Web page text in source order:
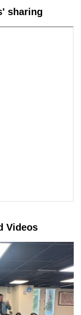
sharing
Videos